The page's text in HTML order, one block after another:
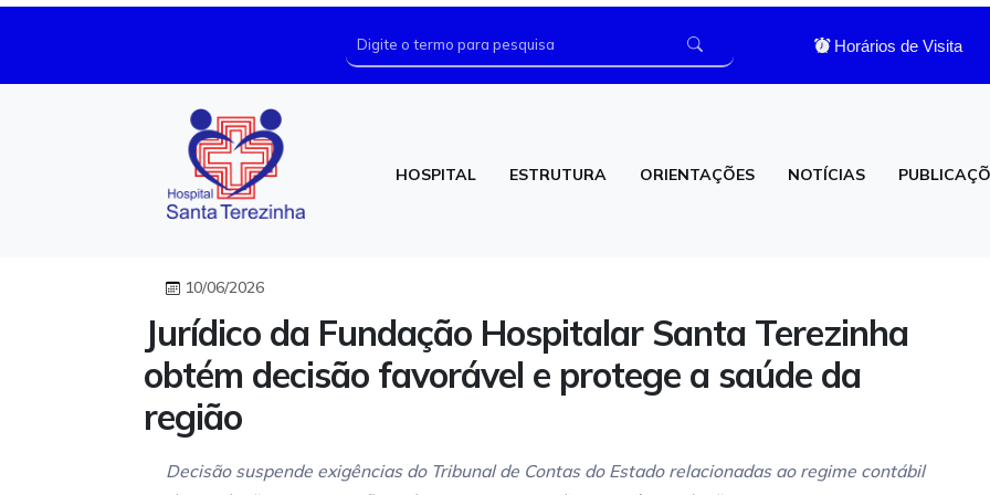
Horários de Visita
HOSPITAL ESTRUTURA ORIENTAÇÕES NOTÍCIAS
10/06/2026
Jurídico da Fundação Hospitalar Santa Terezinha
obtém decisão favorável e protege a saúde da
região
Decisão suspende exigências do Tribunal de Contas do Estado relacionadas ao regime contábil